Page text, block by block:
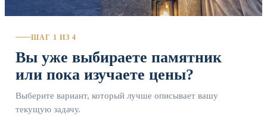
ШАГ 1 ИЗ 4
Вы уже выбираете памятник
или пока изучаете цены?
Выберите вариант, который лучше описывает вашу
текущую задачу.